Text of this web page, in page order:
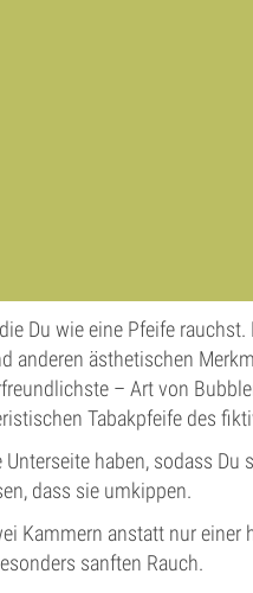
Du wie eine Pfeife rauchst.
anderen ästhetischen
– Art von
Tabakpfeife des
haben, sodass Du
dass sie umkippen.
Kammern anstatt nur einer
sanften Rauch.